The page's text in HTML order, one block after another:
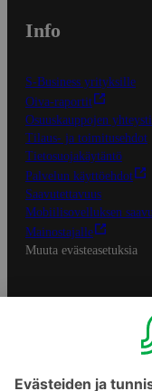
Info
S-Business yrityksille
Oiva-raportit
Osuuskauppojen
Tilaus- ja toimitusehdot
Tietosuojakäytäntö
Palvelun käyttöehdot
Saavutettavuus
Mobiilisovelluksen
Mainostajalle
Muuta evästeasetuksia
S-ryhmän